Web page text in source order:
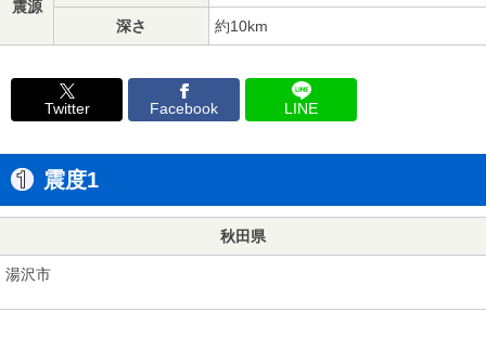
震源
深さ 約10km
Twitter Facebook LINE
震度1
秋田県
湯沢市